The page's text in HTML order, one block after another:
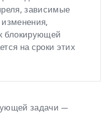
зависимые
блокирующей
на сроки этих
задачи —